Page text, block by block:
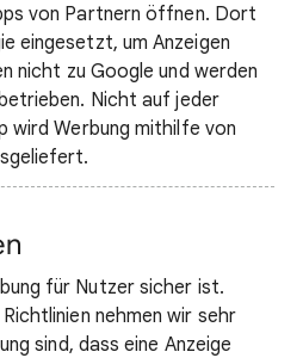
von Partnern öffnen. Dort
eingesetzt, um Anzeigen
nicht zu Google und werden
Nicht auf jeder
wird Werbung mithilfe von
für Nutzer sicher ist.
nehmen wir sehr
sind, dass eine Anzeige